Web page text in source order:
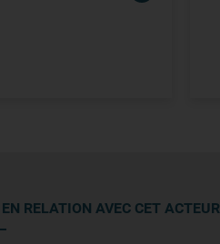
RELATION AVEC CET ACTEUR